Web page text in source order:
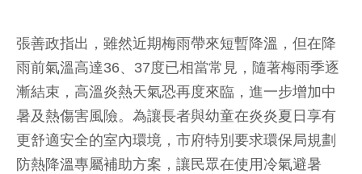
張善政指出，雖然近期梅雨帶來短暫降溫，但在降
雨前氣溫高達36、37度已相當常見，隨著梅雨季逐
漸結束，高溫炎熱天氣恐再度來臨，進一步增加中
暑及熱傷害風險。為讓長者與幼童在炎炎夏日享有
更舒適安全的室內環境，市府特別要求環保局規劃
防熱降溫專屬補助方案，讓民眾在使用冷氣避暑